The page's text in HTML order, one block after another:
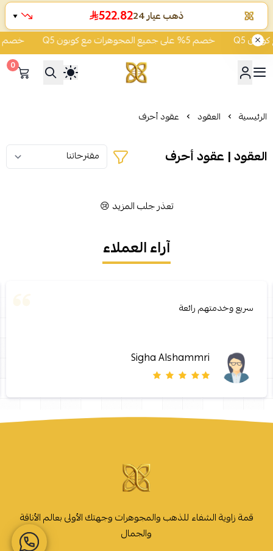
خصم 5% على جميع المجوهرات مع كوبون Q5 خصم 5% على جميع المجوهرات مع كوبون Q5
شركة قمة زاوية الشفاء
0
الرئيسية العقود عقود أحرف
العقود | عقود أحرف
تعذر جلب المزيد 😢
آراء العملاء
سريع وخدمتهم رائعة
Sigha Alshammri
قمة زاوية الشفاء للذهب والمجوهرات وجهتك الأولى بعالم الأناقة
والجمال
ذهب عيار 24 522.82
▼